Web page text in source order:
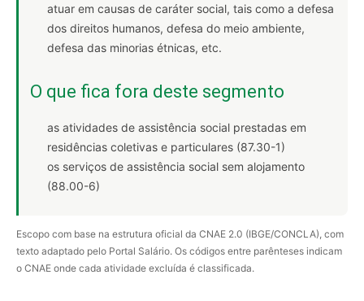
atuar em causas de caráter social, tais como a defesa
dos direitos humanos, defesa do meio ambiente,
defesa das minorias étnicas, etc.
O que fica fora deste segmento
as atividades de assistência social prestadas em
residências coletivas e particulares (87.30-1)
os serviços de assistência social sem alojamento
(88.00-6)
Escopo com base na estrutura oficial da CNAE 2.0 (IBGE/CONCLA), com
texto adaptado pelo Portal Salário. Os códigos entre parênteses indicam
o CNAE onde cada atividade excluída é classificada.